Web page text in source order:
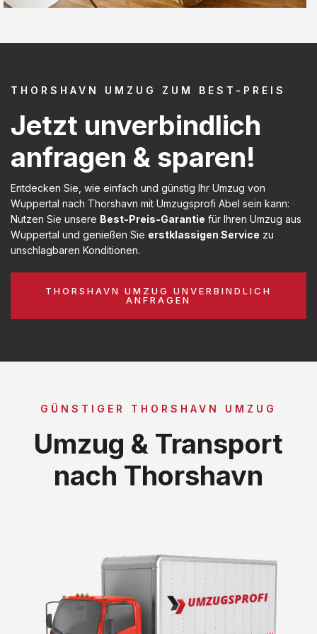
THORSHAVN UMZUG ZUM BEST-PREIS
Jetzt unverbindlich
anfragen & sparen!
Entdecken Sie, wie einfach und günstig Ihr Umzug von
Wuppertal nach Thorshavn mit Umzugsprofi Abel sein kann:
Nutzen Sie unsere Best-Preis-Garantie für Ihren Umzug aus
Wuppertal und genießen Sie erstklassigen Service zu
unschlagbaren Konditionen.
THORSHAVN UMZUG UNVERBINDLICH
ANFRAGEN
GÜNSTIGER THORSHAVN UMZUG
Umzug & Transport
nach Thorshavn